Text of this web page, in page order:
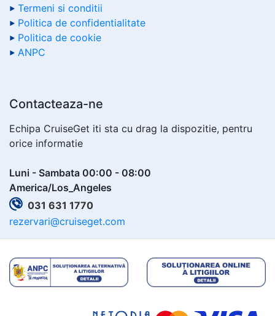
Termeni si conditii
Politica de confidentialitate
Politica de cookie
ANPC
Contacteaza-ne
Echipa CruiseGet iti sta cu drag la dispozitie, pentru
orice informatie
Luni - Sambata 00:00 - 08:00
America/Los_Angeles
031 631 1770
rezervari@cruiseget.com